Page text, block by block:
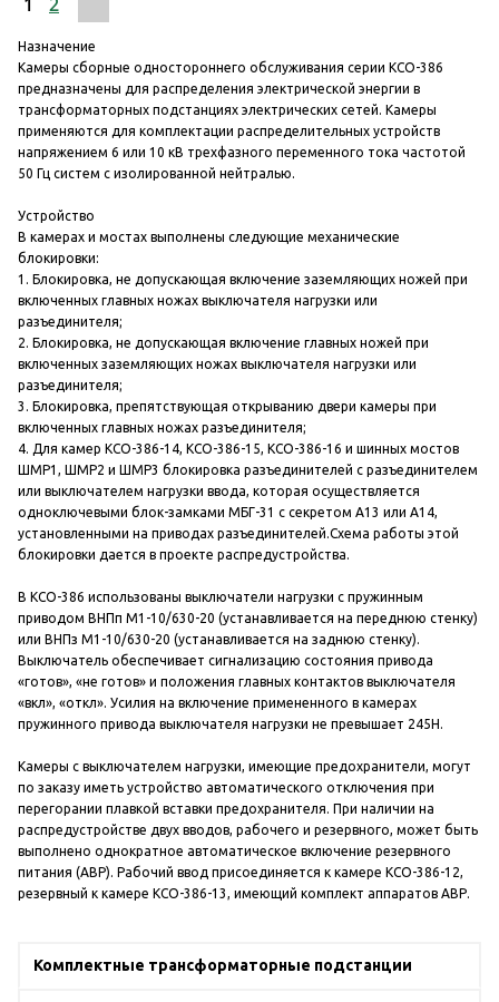
Назначение
Камеры сборные одностороннего обслуживания серии КСО-386
предназначены для распределения электрической энергии в
трансформаторных подстанциях электрических сетей. Камеры
применяются для комплектации распределительных устройств
напряжением 6 или 10 кВ трехфазного переменного тока частотой
50 Гц систем с изолированной нейтралью.
Устройство
В камерах и мостах выполнены следующие механические
блокировки:
1. Блокировка, не допускающая включение заземляющих ножей при
включенных главных ножах выключателя нагрузки или
разъединителя;
2. Блокировка, не допускающая включение главных ножей при
включенных заземляющих ножах выключателя нагрузки или
разъединителя;
3. Блокировка, препятствующая открыванию двери камеры при
включенных главных ножах разъединителя;
4. Для камер КСО-386-14, КСО-386-15, КСО-386-16 и шинных мостов
ШМР1, ШМР2 и ШМР3 блокировка разъединителей с разъединителем
или выключателем нагрузки ввода, которая осуществляется
одноключевыми блок-замками МБГ-31 с секретом А13 или А14,
установленными на приводах разъединителей.Схема работы этой
блокировки дается в проекте распредустройства.
В КСО-386 использованы выключатели нагрузки с пружинным
приводом ВНПп М1-10/630-20 (устанавливается на переднюю стенку)
или ВНПз М1-10/630-20 (устанавливается на заднюю стенку).
Выключатель обеспечивает сигнализацию состояния привода
«готов», «не готов» и положения главных контактов выключателя
«вкл», «откл». Усилия на включение примененного в камерах
пружинного привода выключателя нагрузки не превышает 245Н.
Камеры с выключателем нагрузки, имеющие предохранители, могут
по заказу иметь устройство автоматического отключения при
перегорании плавкой вставки предохранителя. При наличии на
распредустройстве двух вводов, рабочего и резервного, может быть
выполнено однократное автоматическое включение резервного
питания (АВР). Рабочий ввод присоединяется к камере КСО-386-12,
резервный к камере КСО-386-13, имеющий комплект аппаратов АВР.
Комплектные трансформаторные подстанции